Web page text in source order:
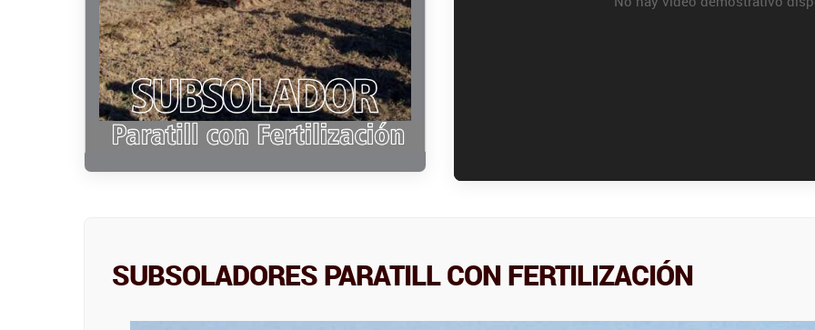
SUBSOLADORES PARATILL CON FERTILIZACIÓN